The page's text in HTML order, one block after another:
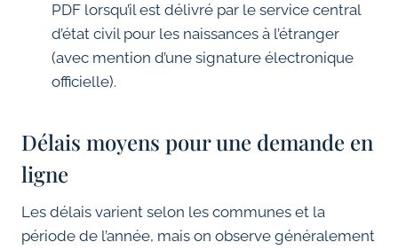
PDF lorsqu’il est délivré par le service central
d’état civil pour les naissances à l’étranger
(avec mention d’une signature électronique
officielle).
Délais moyens pour une demande en
ligne
Les délais varient selon les communes et la
période de l’année, mais on observe généralement